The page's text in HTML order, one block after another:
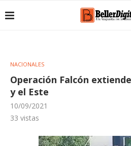
NACIONALES
Operación Falcón
y el Este
10/09/2021
33 vistas